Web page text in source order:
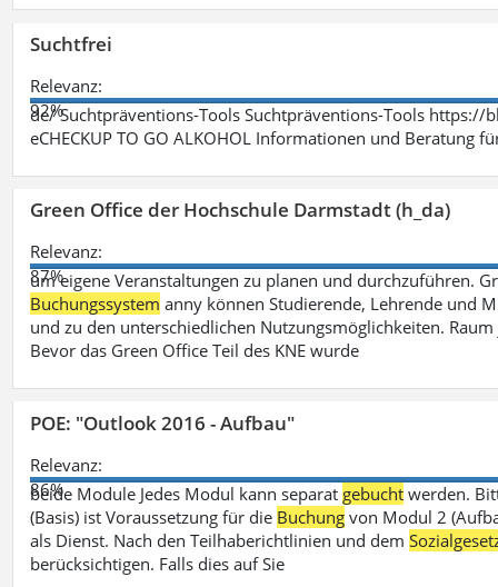
Suchtfrei
Relevanz:
92%
de/ Suchtpräventions-Tools Suchtpräventions-Tools
eCHECKUP TO GO ALKOHOL Informationen und Beratung
Green Office der Hochschule Darmstadt (h_da)
Relevanz:
87%
um eigene Veranstaltungen zu planen und durchzuführen.
Buchungssystem anny können Studierende, Lehrende und
und zu den unterschiedlichen Nutzungsmöglichkeiten.
Bevor das Green Office Teil des KNE wurde
POE: "Outlook 2016 - Aufbau"
Relevanz:
86%
beide Module Jedes Modul kann separat gebucht werden.
(Basis) ist Voraussetzung für die Buchung von Modul 2
als Dienst. Nach den Teilhaberichtlinien und dem
berücksichtigen. Falls dies auf Sie